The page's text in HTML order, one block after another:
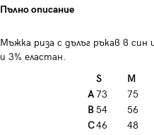
Пълно описание
Мъжка риза с дълъг ръкав в
и 3% еластан.
S
M
A73 75
B54 56
C46 48